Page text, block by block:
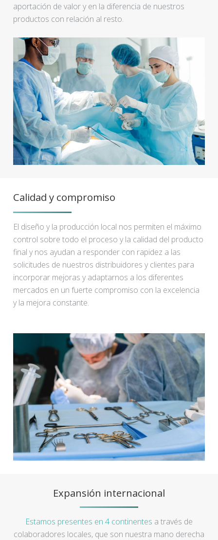
aportación de valor y en la diferencia de nuestros
productos con relación al resto.
Calidad y compromiso
El diseño y la producción local nos permiten el máximo
control sobre todo el proceso y la calidad del producto
final y nos ayudan a responder con rapidez a las
solicitudes de nuestros distribuidores y clientes para
incorporar mejoras y adaptarnos a los diferentes
mercados en un fuerte compromiso con la excelencia
y la mejora constante.
Expansión internacional
Estamos presentes en 4 continentes a través de
colaboradores locales, que son nuestra mano derecha